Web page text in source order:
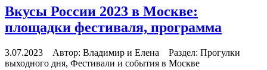
Вкусы России 2023 в Москве:
площадки фестиваля, программа
3.07.2023 Автор: Владимир и Елена Раздел: Прогулки
выходного дня, Фестивали и события в Москве